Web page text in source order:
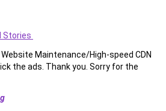
Stories
Maintenance/High-speed CDN
the ads. Thank you. Sorry for the